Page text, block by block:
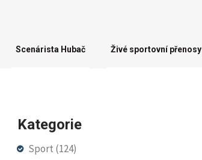
Scenárista Hubač Živé sportovní přenosy
Kategorie
Sport (124)